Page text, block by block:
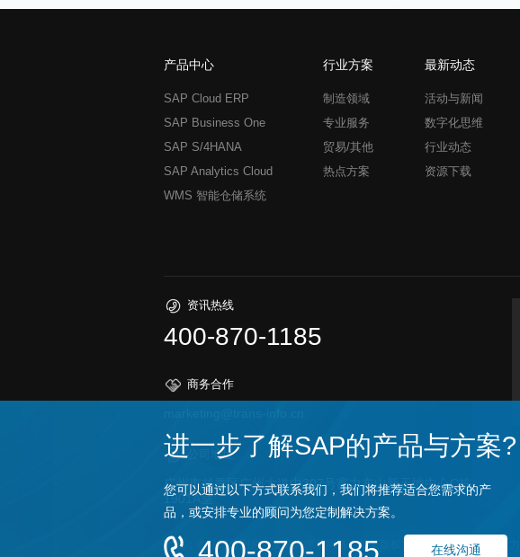
产品中心
SAP Cloud ERP
SAP Business One
SAP S/4HANA
SAP Analytics Cloud
WMS 智能仓储系统
行业方案
制造领域
专业服务
贸易/其他
热点方案
最新动态
活动与新闻
数字化思维
行业动态
资源下载
资讯热线
400-870-1185
商务合作
公司地址
1901A室
进一步了解SAP的产品与方案?
品，或安排专业的顾问为您定制解决方案。
400-870-1185 在线沟通